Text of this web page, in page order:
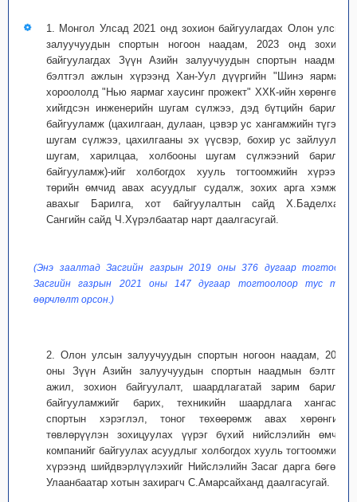
1. Монгол Улсад 2021 онд зохион байгуулагдах Олон улсын
залуучуудын спортын ногоон наадам, 2023 онд зохион
байгуулагдах Зүүн Азийн залуучуудын спортын наадмын
бэлтгэл ажлын хүрээнд Хан-Уул дүүргийн "Шинэ яармаг"
хороололд "Нью яармаг хаусинг прожект" ХХК-ийн хөрөнгөөр
хийгдсэн инженерийн шугам сүлжээ, дэд бүтцийн барилга
байгууламж (цахилгаан, дулаан, цэвэр ус хангамжийн түгээх
шугам сүлжээ, цахилгааны эх үүсвэр, бохир ус зайлуулах
шугам, харилцаа, холбооны шугам сүлжээний барилга
байгууламж)-ийг холбогдох хууль тогтоомжийн хүрээнд
төрийн өмчид авах асуудлыг судалж, зохих арга хэмжээ
авахыг Барилга, хот байгуулалтын сайд Х.Баделхан,
Сангийн сайд Ч.Хүрэлбаатар нарт даалгасугай.
(Энэ заалтад Засгийн газрын 2019 оны 376 дугаар тогтоол,
Засгийн газрын 2021 оны 147 дугаар тогтоолоор тус тус
өөрчлөлт орсон.)
2. Олон улсын залуучуудын спортын ногоон наадам, 2023
оны Зүүн Азийн залуучуудын спортын наадмын бэлтгэл
ажил, зохион байгуулалт, шаардлагатай зарим барилга
байгууламжийг барих, техникийн шаардлага хангасан
спортын хэрэглэл, тоног төхөөрөмж авах хөрөнгийг
төвлөрүүлэн зохицуулах үүрэг бүхий нийслэлийн өмчит
компанийг байгуулах асуудлыг холбогдох хууль тогтоомжийн
хүрээнд шийдвэрлүүлэхийг Нийслэлийн Засаг дарга бөгөөд
Улаанбаатар хотын захирагч С.Амарсайханд даалгасугай.